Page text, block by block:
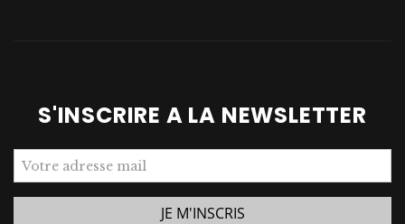
S'INSCRIRE A LA NEWSLETTER